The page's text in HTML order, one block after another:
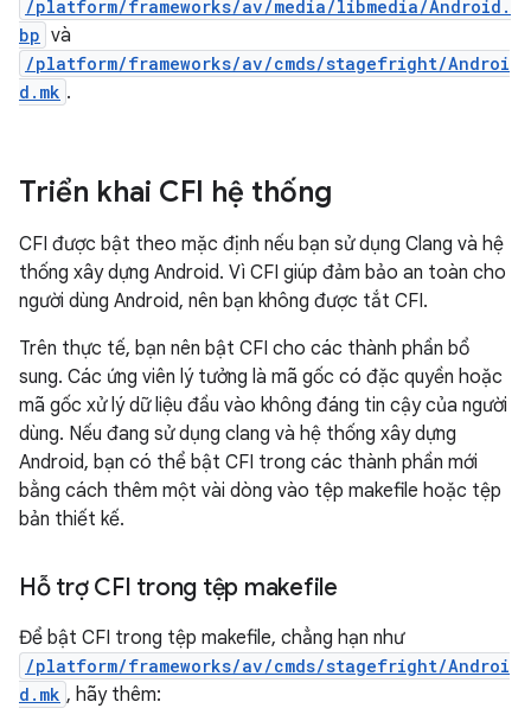
/platform/frameworks/av/media/libmedia/Android.
bp và
/platform/frameworks/av/cmds/stagefright/Androi
d.mk .
Triển khai CFI hệ thống
CFI được bật theo mặc định nếu bạn sử dụng Clang và hệ
thống xây dựng Android. Vì CFI giúp đảm bảo an toàn cho
người dùng Android, nên bạn không được tắt CFI.
Trên thực tế, bạn nên bật CFI cho các thành phần bổ
sung. Các ứng viên lý tưởng là mã gốc có đặc quyền hoặc
mã gốc xử lý dữ liệu đầu vào không đáng tin cậy của người
dùng. Nếu đang sử dụng clang và hệ thống xây dựng
Android, bạn có thể bật CFI trong các thành phần mới
bằng cách thêm một vài dòng vào tệp makefile hoặc tệp
bản thiết kế.
Hỗ trợ CFI trong tệp makefile
Để bật CFI trong tệp makefile, chẳng hạn như
/platform/frameworks/av/cmds/stagefright/Androi
d.mk , hãy thêm: